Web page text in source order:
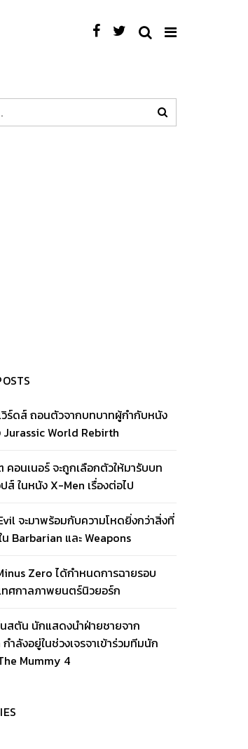
วิร์ดส์ ถอนตัวจากบทบาทผู้กำกับหนัง
World Rebirth
คอนเนอร์ จะถูกเลือกตัวให้มารับบท
ส์ ในหนัง X-Men เรื่องต่อไป
จะมาพร้อมกับความโหดยิ่งกว่าสิ่งที่
น Barbarian และ Weapons
Zero ได้กำหนดการฉายรอบ
ศกาลภาพยนตร์นิวยอร์ก
สตัน นักแสดงนำฝ่ายชายจาก
ำลังอยู่ในช่วงเจรจาเข้าร่วมทีมนัก
Mummy 4